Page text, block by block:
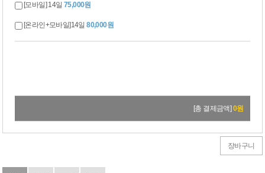
[모바일] 14일75,000원
[온라인+모바일]14일80,000원
[총 결제금액] 0원
장바구니